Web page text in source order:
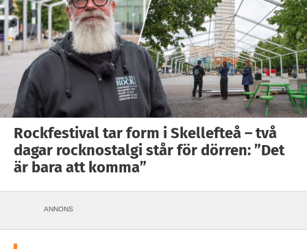
Rockfestival tar form i Skellefteå – två
dagar rocknostalgi står för dörren: ”Det
är bara att komma”
ANNONS